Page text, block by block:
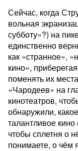
Сейчас, когда
вольная
субботу»?) на
единственно
как «странное»,
кино»,
поменять их
«Чародеев» на
кинотеатров,
обнаружили,
талантливое
чтобы сплетня о
понимаете, о чём